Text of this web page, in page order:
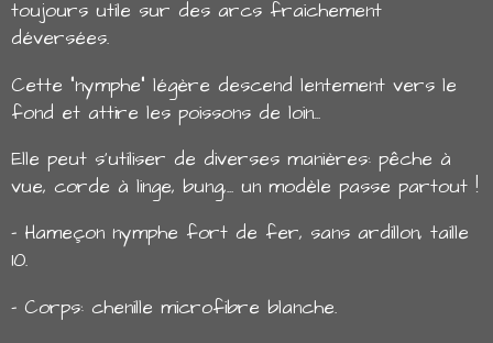
toujours utile sur des arcs fraichement
déversées.
Cette "nymphe" légère descend lentement vers le
fond et attire les poissons de loin...
Elle peut s'utiliser de diverses manières: pêche à
vue, corde à linge, bung,... un modèle passe partout !
- Hameçon nymphe fort de fer, sans ardillon, taille
10.
- Corps: chenille microfibre blanche.